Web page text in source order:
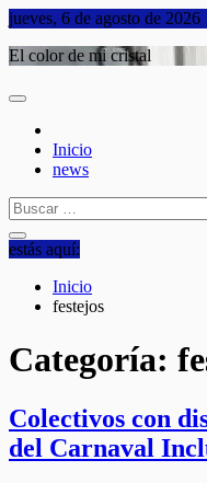
Saltar
contenido
jueves, 6 de agosto de 2026
El color de mi cristal
Inicio
news
Buscar:
estás aquí:
Inicio
festejos
Categoría:
Colectivos con
del Carnaval